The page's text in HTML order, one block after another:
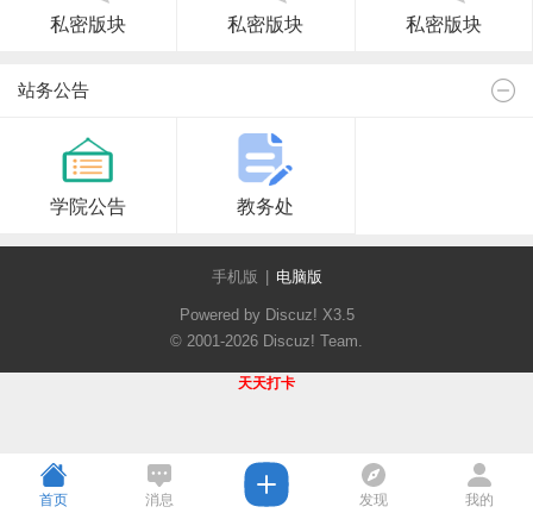
私密版块 私密版块 私密版块
站务公告
学院公告 教务处
手机版 电脑版
Powered by Discuz! X3.5
© 2001-2026 Discuz! Team.
天天打卡
首页 消息 发现 我的